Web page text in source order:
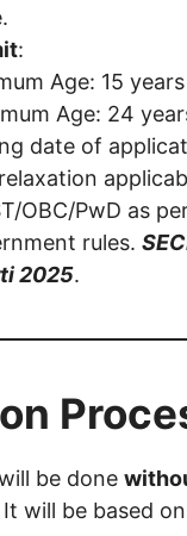
:
Age: 15 years
Age: 24
date of
OBC/PwD as
rules.
2025.
be done
It will be based